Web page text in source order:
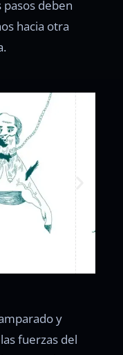
deben
hacia otra
y
fuerzas del